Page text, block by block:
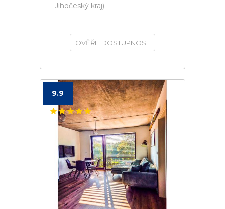
- Jihočeský kraj).
OVĚŘIT DOSTUPNOST
9.9